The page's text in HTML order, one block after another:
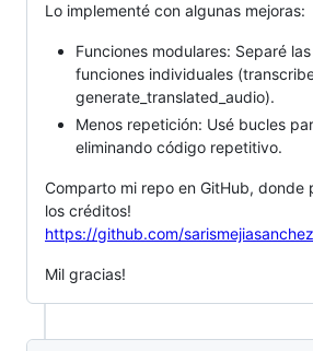
Lo implementé con algunas mejoras:
Funciones modulares: Separé
funciones individuales
generate_translated_audio).
Menos repetición: Usé bucles
eliminando código repetitivo.
Comparto mi repo en GitHub, donde
los créditos!
https://github.com/
Mil gracias!